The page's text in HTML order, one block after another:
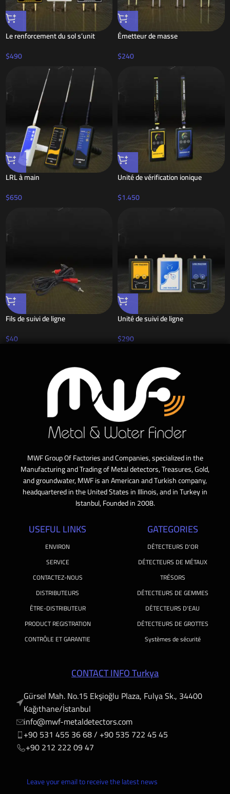
Le renforcement du sol s’unit
$490
Émetteur de masse
$240
LRL à main
$650
Unité de vérification ionique
$1.450
Fils de suivi de ligne
$40
Unité de suivi de ligne
$290
MWF Group Of Factories and Companies, specialized in the
Manufacturing and Trading of Metal detectors, Treasures, Gold,
and groundwater, MWF is an American and Turkish company,
headquartered in the United States in Illinois, and in Turkey in
Istanbul, Founded in 2008.
USEFUL LINKS
ENVIRON
SERVICE
CONTACTEZ-NOUS
DISTRIBUTEURS
ÊTRE-DISTRIBUTEUR
PRODUCT REGISTRATION
CONTRÔLE ET GARANTIE
GATEGORIES
DÉTECTEURS D'OR
DÉTECTEURS DE MÉTAUX
TRÉSORS
DÉTECTEURS DE GEMMES
DÉTECTEURS D'EAU
DÉTECTEURS DE GROTTES
Systèmes de sécurité
CONTACT INFO Turkya
Gürsel Mah. No.15 Ekşioğlu Plaza, Fulya Sk., 34400
Kağıthane/İstanbul
info@mwf-metaldetectors.com
+90 531 455 36 68 / ‎‪+90 535 722 45 45
‎‪+90 212 222 09 47
Leave your email to receive the latest news